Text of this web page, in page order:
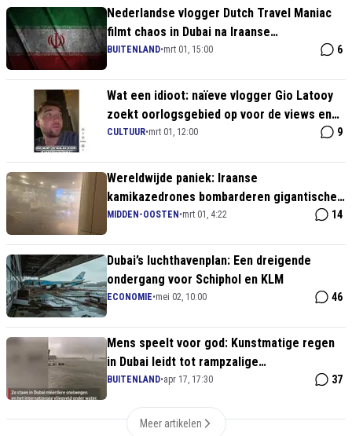
Nederlandse vlogger Dutch Travel Maniac
filmt chaos in Dubai na Iraanse
vergeldingsactie
BUITENLAND•mrt 01, 15:00 6
Wat een idioot: naïeve vlogger Gio Latooy
zoekt oorlogsgebied op voor de views en
zit nu vast in een bunker
CULTUUR•mrt 01, 12:00 9
Wereldwijde paniek: Iraanse
kamikazedrones bombarderen gigantische
luchthaven van Dubai
MIDDEN-OOSTEN •mrt 01, 4:22 14
Dubai’s luchthavenplan: Een dreigende
ondergang voor Schiphol en KLM
ECONOMIE•mei 02, 10:00 46
Mens speelt voor god: Kunstmatige regen
in Dubai leidt tot rampzalige
overstromingen
BUITENLAND•apr 17, 17:30 37
Meer artikelen